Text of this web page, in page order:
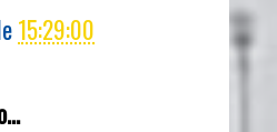
15:29:00